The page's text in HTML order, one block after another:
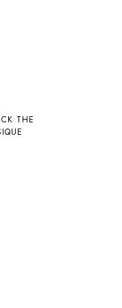
THE